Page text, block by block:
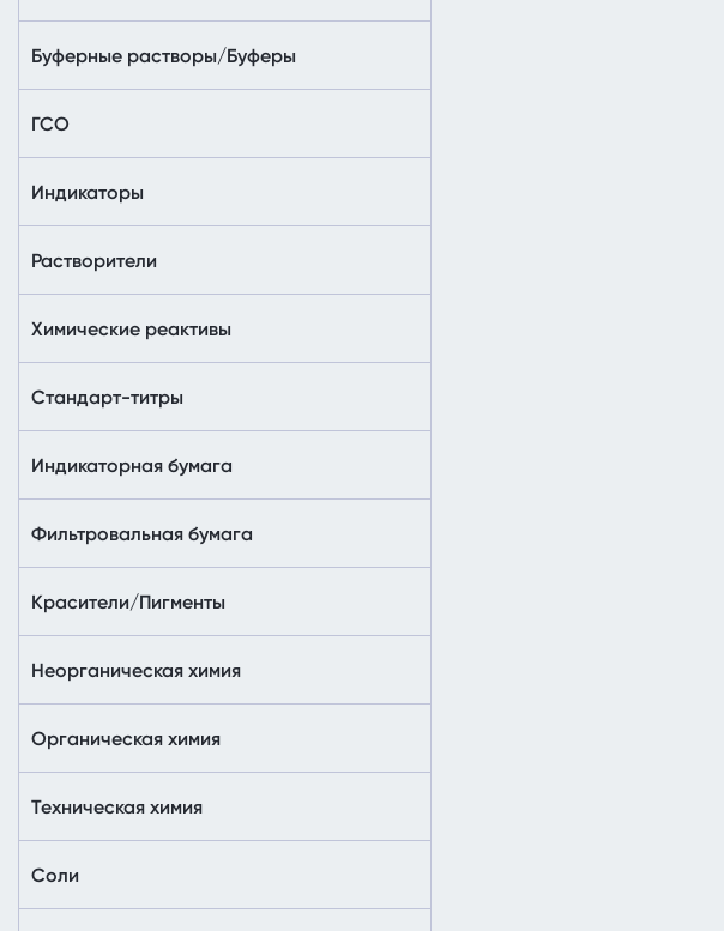
Буферные растворы/Буферы
ГСО
Индикаторы
Растворители
Химические реактивы
Стандарт-титры
Индикаторная бумага
Фильтровальная бумага
Красители/Пигменты
Неорганическая химия
Органическая химия
Техническая химия
Соли